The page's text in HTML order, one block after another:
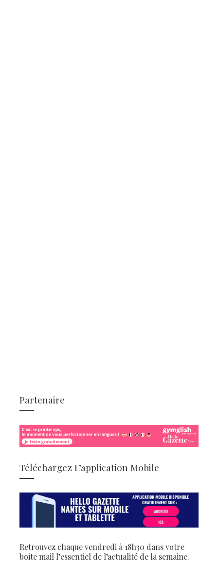
Partenaire
Téléchargez L’application Mobile
Retrouvez chaque vendredi à 18h30 dans votre
boite mail l’essentiel de l’actualité de la semaine.